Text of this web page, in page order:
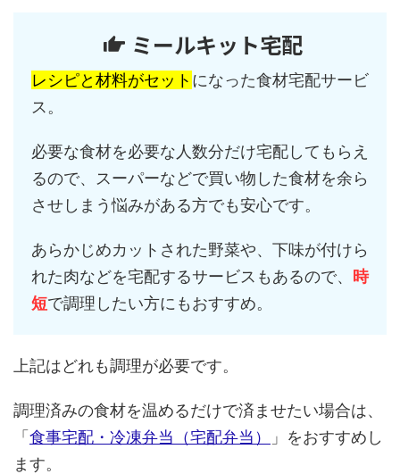
ミールキット宅配
レシピと材料がセット になった食材宅配サービ
ス。
必要な食材を必要な人数分だけ宅配してもらえ
るので、スーパーなどで買い物した食材を余ら
させしまう悩みがある方でも安心です。
あらかじめカットされた野菜や、下味が付けら
れた肉などを宅配するサービスもあるので、
時
短で調理したい方にもおすすめ。
上記はどれも調理が必要です。
調理済みの食材を温めるだけで済ませたい場合は、
「 食事宅配・冷凍弁当（宅配弁当）
」をおすすめし
ます。